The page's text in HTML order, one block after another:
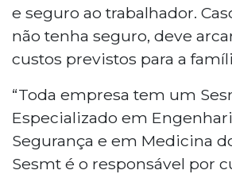
e seguro ao trabalhador.
não tenha seguro, deve
custos previstos para a
“Toda empresa tem um
Especializado em
Segurança e em Medicina
Sesmt é o responsável por